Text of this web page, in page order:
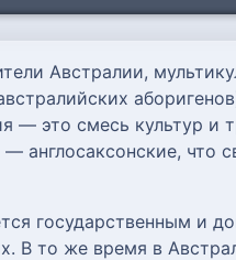
Австралии,
— это смесь культур и
— англосаксонские,
государственным и
В то же время в